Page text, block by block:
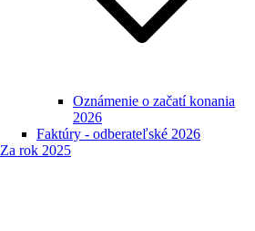
Oznámenie o začatí konania
2026
Faktúry - odberateľské 2026
Za rok 2025